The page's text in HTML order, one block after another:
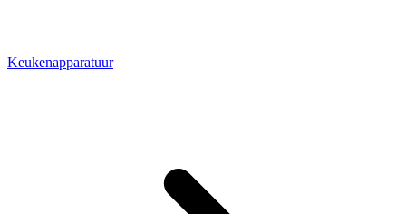
Keukenapparatuur